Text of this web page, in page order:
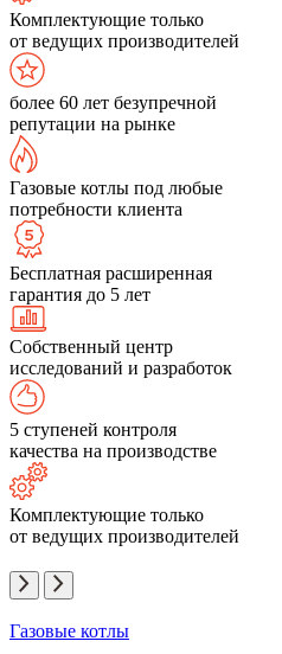
Комплектующие только
от ведущих производителей
более 60 лет безупречной
репутации на рынке
Газовые котлы под любые
потребности клиента
Бесплатная расширенная
гарантия до 5 лет
Собственный центр
исследований и разработок
5 ступеней контроля
качества на производстве
Комплектующие только
от ведущих производителей
Газовые котлы